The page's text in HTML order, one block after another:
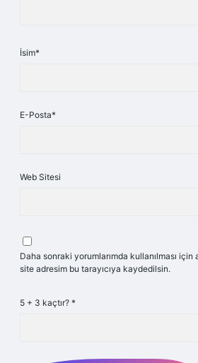
İsim*
E-Posta*
Web Sitesi
Daha sonraki yorumlarımda kullanılması
site adresim bu tarayıcıya kaydedilsin.
5 + 3 kaçtır? *